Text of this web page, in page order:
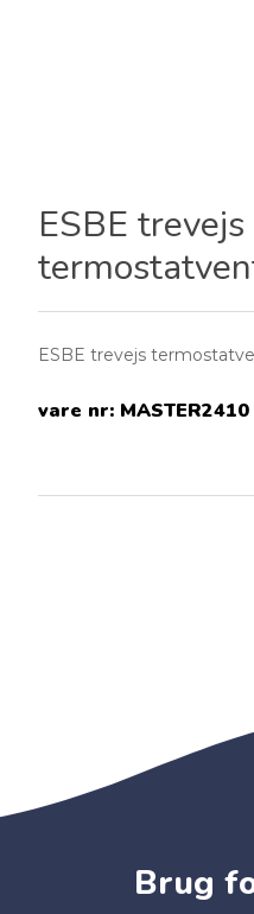
ESBE trevejs
ESBE trevejs
vare nr: MASTER2410
Brug